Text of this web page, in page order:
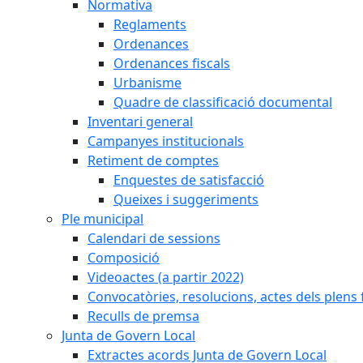
Normativa
Reglaments
Ordenances
Ordenances fiscals
Urbanisme
Quadre de classificació documental
Inventari general
Campanyes institucionals
Retiment de comptes
Enquestes de satisfacció
Queixes i suggeriments
Ple municipal
Calendari de sessions
Composició
Videoactes (a partir 2022)
Convocatòries, resolucions, actes dels plens
Reculls de premsa
Junta de Govern Local
Extractes acords Junta de Govern Local